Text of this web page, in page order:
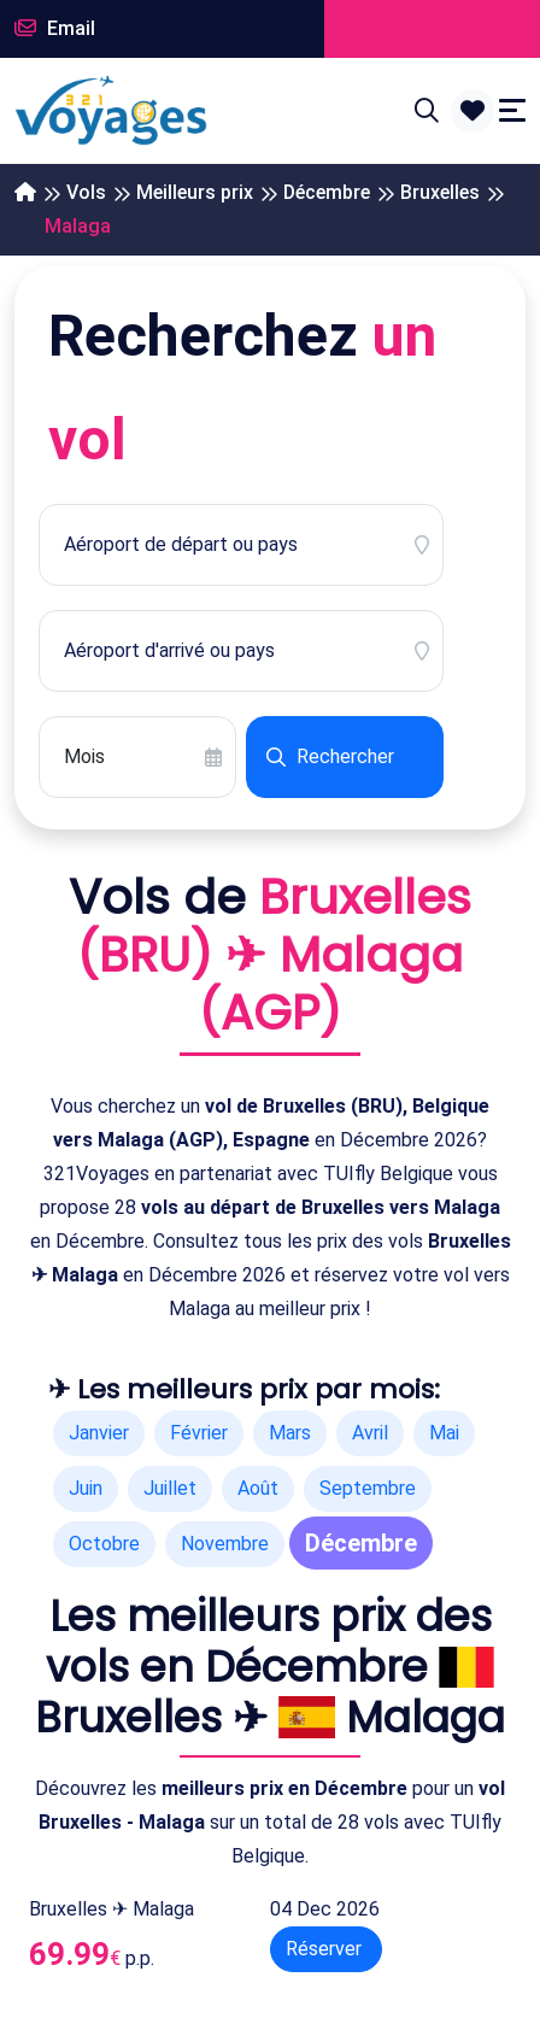
Email
Vols Meilleurs prix Décembre
Bruxelles
Malaga
Recherchez un
vol
Rechercher
Vols de Bruxelles
(BRU) ✈ Malaga
(AGP)
Vous cherchez un vol de Bruxelles (BRU), Belgique
vers Malaga (AGP), Espagne en Décembre 2026?
321Voyages en partenariat avec TUIfly Belgique vous
propose 28 vols au départ de Bruxelles vers Malaga
en Décembre. Consultez tous les prix des vols Bruxelles
✈ Malagaen Décembre 2026 et réservez votre vol vers
Malaga au meilleur prix !
✈ Les meilleurs prix par mois:
Janvier Février Mars Avril Mai
Juin Juillet Août Septembre
Octobre Novembre Décembre
Les meilleurs prix des
vols en Décembre
Bruxelles ✈
Malaga
Découvrez les meilleurs prix en Décembre pour un vol
Bruxelles - Malaga sur un total de 28 vols avec TUIfly
Belgique.
Bruxelles ✈ Malaga 04 Dec 2026
69.99€ p.p. Réserver